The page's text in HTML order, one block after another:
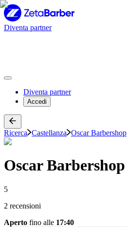
Diventa partner
Diventa partner
Accedi
Ricerca Castellanza Oscar Barbershop
Oscar Barbershop
5
2 recensioni
Aperto fino alle 17:40